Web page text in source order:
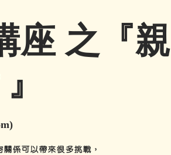
座 之『親
係可以帶來很多挑戰，